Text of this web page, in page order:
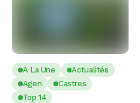
A La Une
Actualités
Agen
Castres
Top 14